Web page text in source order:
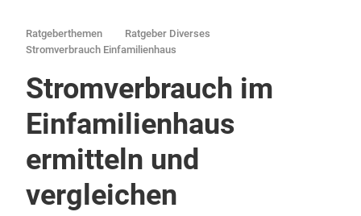
Ratgeberthemen
Ratgeber Diverses
Stromverbrauch Einfamilienhaus
Stromverbrauch im
Einfamilienhaus
ermitteln und
vergleichen